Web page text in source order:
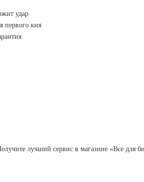
удар
первого кия
лучший сервис в магазине «Все для